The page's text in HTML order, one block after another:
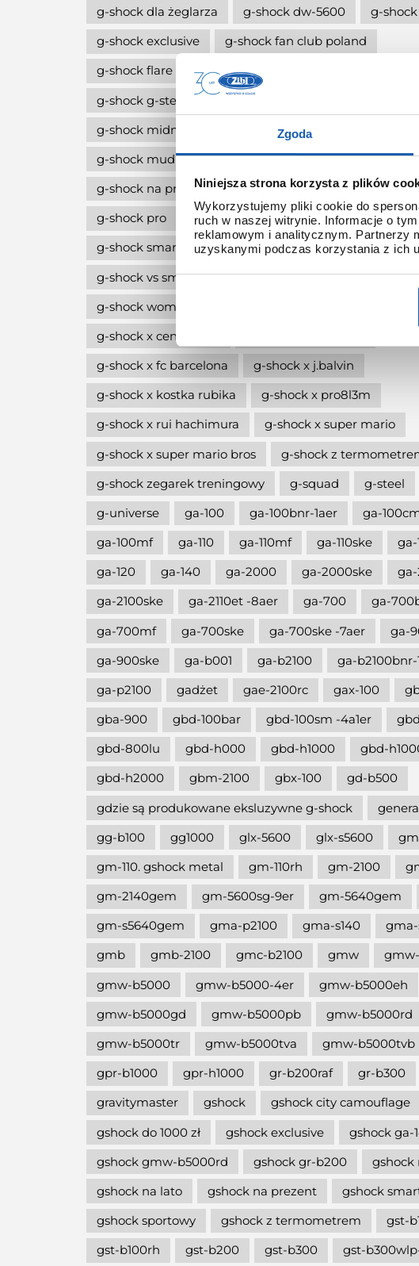
Zgoda
Niniejsza strona korzysta z plików
Wykorzystujemy pliki cookie do
ruch w naszej witrynie. Informacje o
reklamowym i analitycznym. Partnerzy
uzyskanymi podczas korzystania z ich
g-shock dla żeglarza
g-shock dw-5600
g-
g-shock exclusive
g-shock fan club poland
g-shock flare red
g-shock g-squa dw-h5600
g-shock g-steel
g-shock limitowana edycja
g-shock midnight green
g-shock move
g-shock mudmaster
g-shock na komunię
g-shock na prezent
g-shock octagon
g-shock
g-shock pro
g-shock professional
g-shock
g-shock smartwatch
g-shock style
g-shock the
g-shock vs smartwatch
g-shock w stylu lat 90.
g-shock women
g-shock x central cee
g-shock x fc barcelona
g-shock x j.balvin
g-shock x kostka rubika
g-shock x pro8l3m
g-shock x rui hachimura
g-shock x super mario
g-shock x super mario bros
g-shock z
g-shock zegarek treningowy
g-squad
g-steel
g-universe
ga-100 ga-100bnr-1aer
ga-
ga-100mf
ga-110 ga-110mf ga-110ske
ga-
ga-120
ga-140 ga-2000 ga-2000ske
ga-
ga-2100ske
ga-2110et -8aer ga-700
ga-
ga-700mf
ga-700ske ga-700ske -7aer
ga-
ga-900ske
ga-b001 ga-b2100
ga-b2100bnr-
ga-p2100
gadżet gae-2100rc gax-100
gba-900
gbd-100bar gbd-100sm -4a1er
gbd-800lu
gbd-h000 gbd-h1000
gbd-
gbd-h2000
gbm-2100 gbx-100
gd-b500
gdzie są produkowane eksluzywne g-shock
gg-b100
gg1000 glx-5600 glx-s5600
gm-110. gshock metal
gm-110rh gm-2100
gm-2140gem
gm-5600sg-9er gm-5640gem
gm-s5640gem
gma-p2100 gma-s140
gma-
gmb
gmb-2100 gmc-b2100 gmw
gmw-b5000
gmw-b5000-4er
gmw-b5000eh
gmw-b5000gd
gmw-b5000pb
gmw-b5000rd
gmw-b5000tr
gmw-b5000tva gmw-b5000tvb
gpr-b1000
gpr-h1000 gr-b200raf
gr-b300
gravitymaster
gshock
gshock city camouflage
gshock do 1000 zł
gshock exclusive
gshock ga-
gshock gmw-b5000rd
gshock gr-b200
gshock
gshock na lato
gshock na prezent
gshock
gshock sportowy
gshock z termometrem
gst-
gst-b100rh
gst-b200 gst-b300 gst-